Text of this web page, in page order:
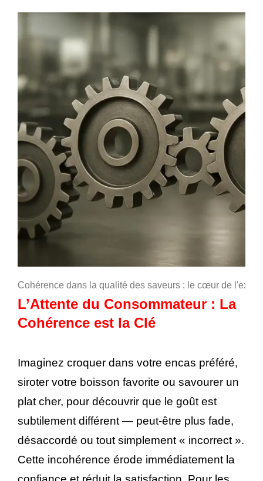
Cohérence dans la qualité des saveurs : le cœur de
L’Attente du Consommateur : La
Cohérence est la Clé
Imaginez croquer dans votre encas préféré,
siroter votre boisson favorite ou savourer un
plat cher, pour découvrir que le goût est
subtilement différent — peut-être plus fade,
désaccordé ou tout simplement « incorrect ».
Cette incohérence érode immédiatement la